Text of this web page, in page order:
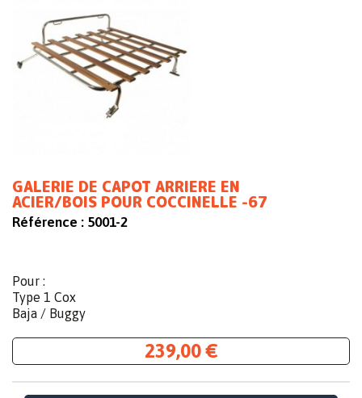
GALERIE DE CAPOT ARRIERE EN
ACIER/BOIS POUR COCCINELLE -67
Référence : 5001-2
Pour :
Type 1 Cox
Baja / Buggy
239,00 €